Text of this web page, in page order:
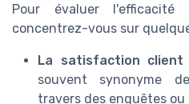
Pour évaluer l'efficacité
concentrez-vous sur
La satisfaction client
souvent synonyme
travers des enquêtes